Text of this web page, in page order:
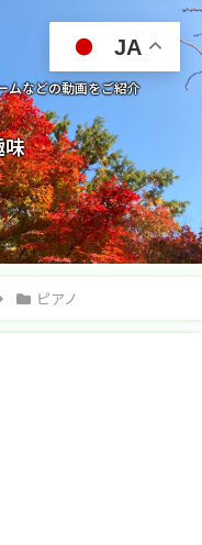
ムなどの動画をご紹介
味
ピアノ
JA